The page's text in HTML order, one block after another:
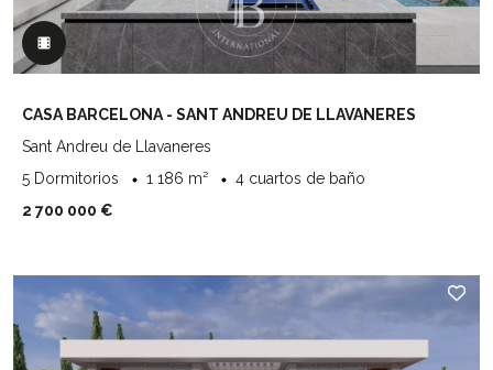
CASA BARCELONA - SANT ANDREU DE LLAVANERES
Sant Andreu de Llavaneres
5 Dormitorios
1 186 m²
4 cuartos de baño
2 700 000 €